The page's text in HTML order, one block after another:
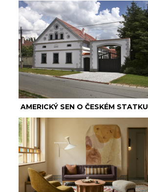
AMERICKÝ SEN O ČESKÉM STATKU